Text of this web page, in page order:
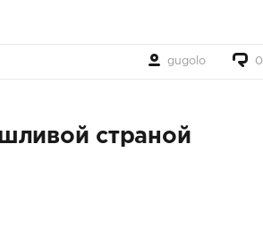
gugolo 0
страной